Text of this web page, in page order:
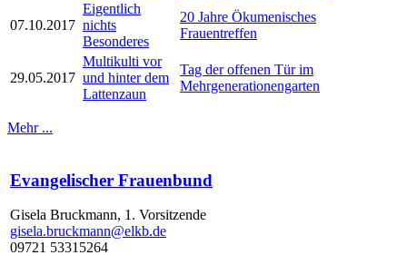
07.10.2017
Eigentlich
nichts
Besonderes
20 Jahre Ökumenisches
Frauentreffen
29.05.2017
Multikulti vor
und hinter dem
Lattenzaun
Tag der offenen Tür im
Mehrgenerationengarten
Mehr ...
Evangelischer Frauenbund
Gisela Bruckmann, 1. Vorsitzende
gisela.bruckmann@elkb.de
09721 53315264